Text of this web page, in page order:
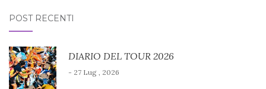
POST RECENTI
DIARIO DEL TOUR 2026
- 27 Lug , 2026